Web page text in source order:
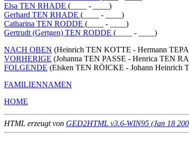
Elsa TEN RHADE (____ - ____)
Gerhard TEN RHADE (____ - ____)
Catharina TEN RODDE (____ - ____)
Gertrudt (Gertgen) TEN RODDE (____ - ____)
NACH OBEN (Heinrich TEN KOTTE - Hermann
VORHERIGE (Johanna TEN PASSE - Henrica TEN
FOLGENDE (Elsken TEN RÖICKE - Johann Heinrich
FAMILIENNAMEN
HOME
HTML erzeugt von GED2HTML v3.6-WIN95 (Jan 18